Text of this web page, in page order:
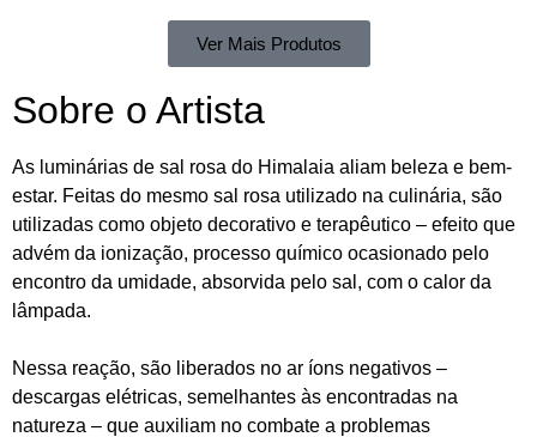
Ver Mais Produtos
Sobre o Artista
As luminárias de sal rosa do Himalaia aliam beleza e bem-
estar. Feitas do mesmo sal rosa utilizado na culinária, são
utilizadas como objeto decorativo e terapêutico – efeito que
advém da ionização, processo químico ocasionado pelo
encontro da umidade, absorvida pelo sal, com o calor da
lâmpada.
Nessa reação, são liberados no ar íons negativos –
descargas elétricas, semelhantes às encontradas na
natureza – que auxiliam no combate a problemas